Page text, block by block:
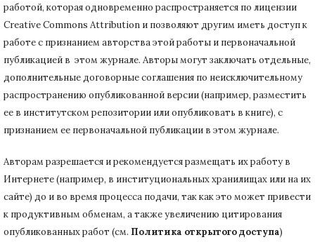
работой, которая одновременно распространяется по лицензии
Creative Commons Attribution и позволяют другим иметь доступ к
работе с признанием авторства этой работы и первоначальной
публикацией в этом журнале. Авторы могут заключать отдельные,
дополнительные договорные соглашения по неисключительному
распространению опубликованной версии (например, разместить
ее в институтском репозитории или опубликовать в книге), с
признанием ее первоначальной публикации в этом журнале.
Авторам разрешается и рекомендуется размещать их работу в
Интернете (например, в институциональных хранилищах или на их
сайте) до и во время процесса подачи, так как это может привести
к продуктивным обменам, а также увеличению цитирования
опубликованных работ (см. Политика открытого доступа)